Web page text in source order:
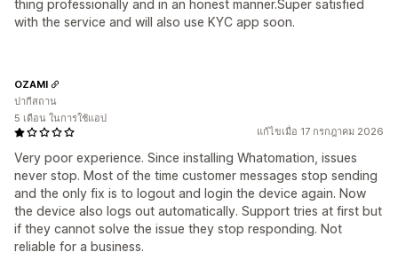
thing professionally and in an honest manner.Super satisfied
with the service and will also use KYC app soon.
แก้ไขเมื่อ 17 กรกฎาคม 2026
Very poor experience. Since installing Whatomation, issues
never stop. Most of the time customer messages stop sending
and the only fix is to logout and login the device again. Now
the device also logs out automatically. Support tries at first but
if they cannot solve the issue they stop responding. Not
reliable for a business.
OZAMI
ปากีสถาน
5 เดือน ในการใช้แอป